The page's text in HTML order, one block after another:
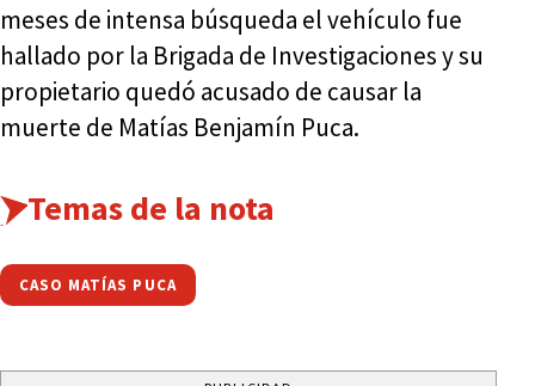
meses de intensa búsqueda el vehículo fue
hallado por la Brigada de Investigaciones y su
propietario quedó acusado de causar la
muerte de Matías Benjamín Puca.
Temas de la nota
CASO MATÍAS PUCA